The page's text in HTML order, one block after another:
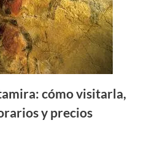
cómo visitarla,
y precios